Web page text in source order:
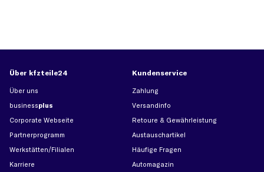
Über kfzteile24
Über uns
businessplus
Corporate Webseite
Partnerprogramm
Werkstätten/Filialen
Karriere
Kundenservice
Zahlung
Versandinfo
Retoure & Gewährleistung
Austauschartikel
Häufige Fragen
Automagazin